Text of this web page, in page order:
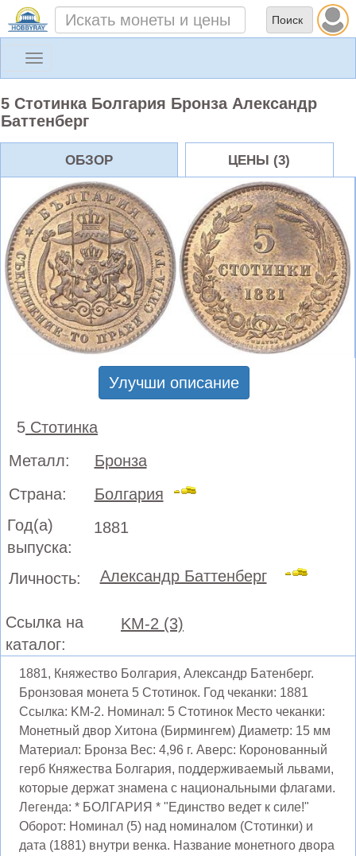
Toggle
5 Стотинка Болгария Бронза Александр
Баттенберг
ОБЗОР ЦЕНЫ (3)
Улучши описание
5 Стотинка
Металл:
Бронза
Страна:
Болгария
Год(а)
выпуска:
1881
Личность: Александр Баттенберг
Ссылка на
каталог:
KM-2 (3)
1881, Княжество Болгария, Александр Батенберг.
Бронзовая монета 5 Стотинок. Год чеканки: 1881
Ссылка: KM-2. Номинал: 5 Стотинок Место чеканки:
Монетный двор Хитона (Бирмингем) Диаметр: 15 мм
Материал: Бронза Вес: 4,96 г. Аверс: Коронованный
герб Княжества Болгария, поддерживаемый львами,
которые держат знамена с национальными флагами.
Легенда: * БОЛГАРИЯ * "Единство ведет к силе!"
Оборот: Номинал (5) над номиналом (Стотинки) и
дата (1881) внутри венка. Название монетного двора